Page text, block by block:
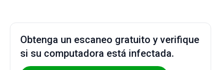
Obtenga un escaneo gratuito y verifique
si su computadora está infectada.